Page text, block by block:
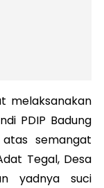
melaksanakan
PDIP Badung
semangat
Tegal, Desa
yadnya suci